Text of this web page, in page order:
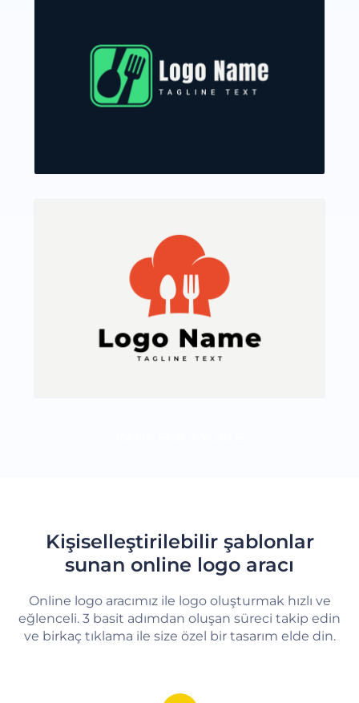
Kişiselleştirilebilir şablonlar
sunan online logo aracı
Online logo aracımız ile logo oluşturmak hızlı ve
eğlenceli. 3 basit adımdan oluşan süreci takip edin
ve birkaç tıklama ile size özel bir tasarım elde din.